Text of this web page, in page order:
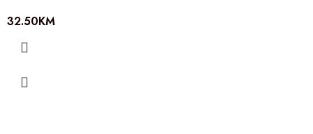
32.50KM